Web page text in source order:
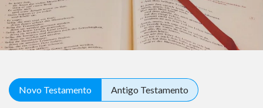
Novo Testamento Antigo Testamento